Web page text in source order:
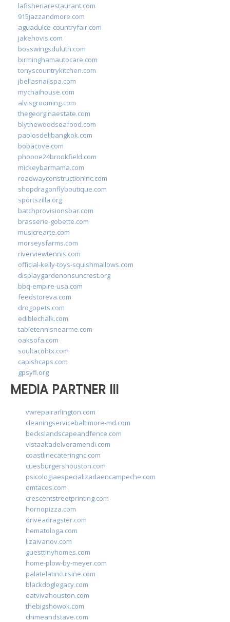
lafisheriarestaurant.com
915jazzandmore.com
aguadulce-countryfair.com
jakehovis.com
bosswingsduluth.com
birminghamautocare.com
tonyscountrykitchen.com
jbellasnailspa.com
mychaihouse.com
alvisgrooming.com
thegeorginaestate.com
blythewoodseafood.com
paolosdelibangkok.com
bobacove.com
phoone24brookfield.com
mickeybarmama.com
roadwayconstructioninc.com
shopdragonflyboutique.com
sportszilla.org
batchprovisionsbar.com
brasserie-gobette.com
musicrearte.com
morseysfarms.com
riverviewtennis.com
official-kelly-toys-squishmallows.com
displaygardenonsuncrest.org
bbq-empire-usa.com
feedstoreva.com
drogopets.com
ediblechalk.com
tabletennisnearme.com
oaksofa.com
soultacohtx.com
capishcaps.com
gpsyfl.org
MEDIA PARTNER III
vwrepairarlington.com
cleaningservicebaltimore-md.com
beckslandscapeandfence.com
vistaaltadelveramendi.com
coastlinecateringnc.com
cuesburgershouston.com
psicologiaespecializadaencampeche.com
dmtacos.com
crescentstreetprinting.com
hornopizza.com
driveadragster.com
hematologa.com
lizaivanov.com
guesttinyhomes.com
home-plow-by-meyer.com
palatelatincuisine.com
blackdoglegacy.com
eatvivahouston.com
thebigshowok.com
chimeandstave.com